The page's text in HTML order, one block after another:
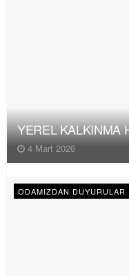
YEREL KALKINMA
4 Mart 2026
ODAMIZDAN DUYURULAR